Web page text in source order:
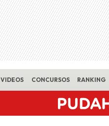
VIDEOS CONCURSOS RANKING